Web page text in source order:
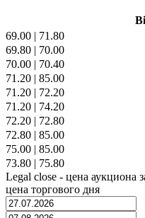
69.00 | 71.80
69.80 | 70.00
70.00 | 70.40
71.20 | 85.00
71.20 | 72.20
71.20 | 74.20
72.20 | 72.80
72.80 | 85.00
75.00 | 85.00
73.80 | 75.80
Legal close - цена аукциона
цена торгового дня